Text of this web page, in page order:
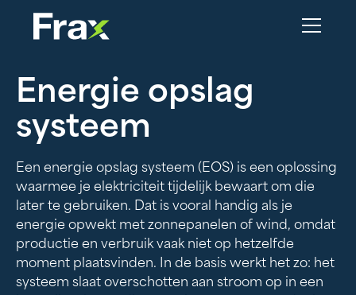
Energie opslag
systeem
Een energie opslag systeem (EOS) is een oplossing
waarmee je elektriciteit tijdelijk bewaart om die
later te gebruiken. Dat is vooral handig als je
energie opwekt met zonnepanelen of wind, omdat
productie en verbruik vaak niet op hetzelfde
moment plaatsvinden. In de basis werkt het zo: het
systeem slaat overschotten aan stroom op in een